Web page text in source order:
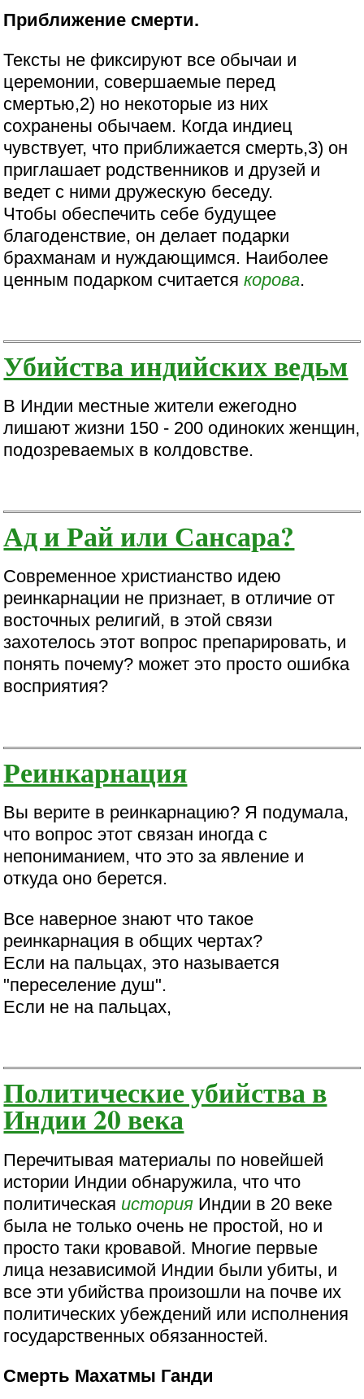
Приближение смерти.
Тексты не фиксируют все обычаи и
церемонии, совершаемые перед
смертью,2) но некоторые из них
сохранены обычаем. Когда индиец
чувствует, что приближается смерть,3) он
приглашает родственников и друзей и
ведет с ними дружескую беседу.
Чтобы обеспечить себе будущее
благоденствие, он делает подарки
брахманам и нуждающимся. Наиболее
ценным подарком считаетсякорова.
Убийства индийских ведьм
В Индии местные жители ежегодно
лишают жизни 150 - 200 одиноких женщин,
подозреваемых в колдовстве.
Ад и Рай или Сансара?
Современное христианство идею
реинкарнации не признает, в отличие от
восточных религий, в этой связи
захотелось этот вопрос препарировать, и
понять почему? может это просто ошибка
восприятия?
Реинкарнация
Вы верите в реинкарнацию? Я подумала,
что вопрос этот связан иногда с
непониманием, что это за явление и
откуда оно берется.
Все наверное знают что такое
реинкарнация в общих чертах?
Если на пальцах, это называется
"переселение душ".
Если не на пальцах,
Политические убийства в
Индии 20 века
Перечитывая материалы по новейшей
истории Индии обнаружила, что что
политическая история Индии в 20 веке
была не только очень не простой, но и
просто таки кровавой. Многие первые
лица независимой Индии были убиты, и
все эти убийства произошли на почве их
политических убеждений или исполнения
государственных обязанностей.
Смерть Махатмы Ганди